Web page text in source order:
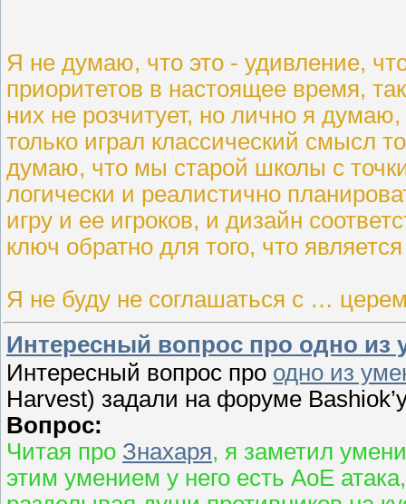
Я не думаю, что это - удивление,
приоритетов в настоящее время,
них не розчитует, но лично я
только играл классический смысл
думаю, что мы старой школы с
логически и реалистично
игру и ее игроков, и дизайн
ключ обратно для того, что
Я не буду не соглашаться с …
Интересный вопрос про одно из
Интересный вопрос про одно из
Harvest) задали на форуме
Вопрос:
Читая про Знахаря, я заметил
этим умением у него есть AoE